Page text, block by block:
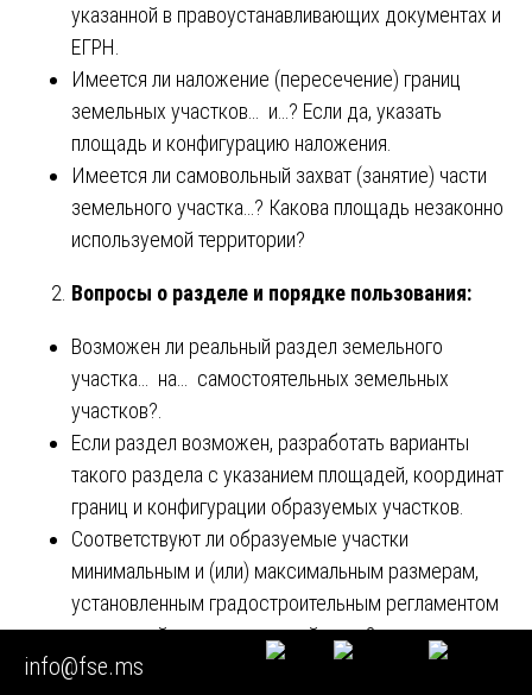
указанной в правоустанавливающих документах и
ЕГРН.
Имеется ли наложение (пересечение) границ
земельных участков… и…? Если да, указать
площадь и конфигурацию наложения.
Имеется ли самовольный захват (занятие) части
земельного участка…? Какова площадь незаконно
используемой территории?
Вопросы о разделе и порядке пользования:
Возможен ли реальный раздел земельного
участка… на… самостоятельных земельных
участков?.
Если раздел возможен, разработать варианты
такого раздела с указанием площадей, координат
границ и конфигурации образуемых участков.
Соответствуют ли образуемые участки
минимальным и (или) максимальным размерам,
установленным градостроительным регламентом
для данной территориальной зоны?
Предложить варианты порядка пользования
info@fse.ms